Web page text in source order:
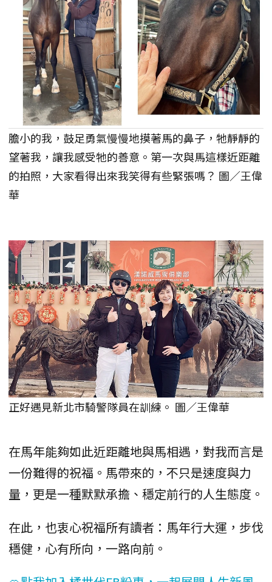
膽小的我，鼓足勇氣慢慢地摸著馬的鼻子，牠靜靜的
望著我，讓我感受牠的善意。第一次與馬這樣近距離
的拍照，大家看得出來我笑得有些緊張嗎？ 圖／王偉
華
正好遇見新北市騎警隊員在訓練。 圖／王偉華
在馬年能夠如此近距離地與馬相遇，對我而言是
一份難得的祝福。馬帶來的，不只是速度與力
量，更是一種默默承擔、穩定前行的人生態度。
在此，也衷心祝福所有讀者：馬年行大運，步伐
穩健，心有所向，一路向前。